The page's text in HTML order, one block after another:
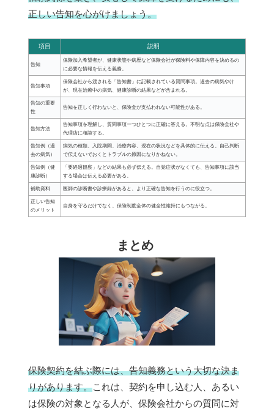
正しい告知を心がけましょう。
項目 説明
告知
保険加入希望者が、健康状態や病歴など保険会社が保険料や保障内容を決めるの
に必要な情報を伝える義務。
告知事項
保険会社から渡される「告知書」に記載されている質問事項。過去の病気やけ
が、現在治療中の病気、健康診断の結果などが含まれる。
告知の重要
性
告知を正しく行わないと、保険金が支払われない可能性がある。
告知方法
告知事項を理解し、質問事項一つひとつに正確に答える。不明な点は保険会社や
代理店に相談する。
告知例（過
去の病気）
病気の種類、入院期間、治療内容、現在の状況などを具体的に伝える。自己判断
で伝えないでおくとトラブルの原因になりかねない。
告知例（健
康診断）
「要経過観察」などの結果も必ず伝える。自覚症状がなくても、告知事項に該当
する場合は伝える必要がある。
補助資料 医師の診断書や診療録があると、より正確な告知を行うのに役立つ。
正しい告知
のメリット
自身を守るだけでなく、保険制度全体の健全性維持にもつながる。
まとめ
保険契約を結ぶ際には、告知義務という大切な決ま
りがあります。これは、契約を申し込む人、あるい
は保険の対象となる人が、保険会社からの質問に対